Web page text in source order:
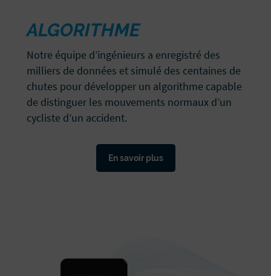
ALGORITHME
Notre équipe d’ingénieurs a enregistré des
milliers de données et simulé des centaines de
chutes pour développer un algorithme capable
de distinguer les mouvements normaux d’un
cycliste d’un accident.
En savoir plus